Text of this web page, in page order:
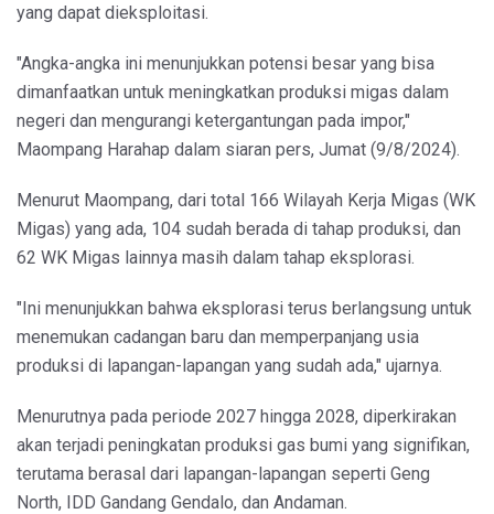
yang dapat dieksploitasi.
"Angka-angka ini menunjukkan potensi besar yang bisa
dimanfaatkan untuk meningkatkan produksi migas dalam
negeri dan mengurangi ketergantungan pada impor,"
Maompang Harahap dalam siaran pers, Jumat (9/8/2024).
Menurut Maompang, dari total 166 Wilayah Kerja Migas (WK
Migas) yang ada, 104 sudah berada di tahap produksi, dan
62 WK Migas lainnya masih dalam tahap eksplorasi.
"Ini menunjukkan bahwa eksplorasi terus berlangsung untuk
menemukan cadangan baru dan memperpanjang usia
produksi di lapangan-lapangan yang sudah ada," ujarnya.
Menurutnya pada periode 2027 hingga 2028, diperkirakan
akan terjadi peningkatan produksi gas bumi yang signifikan,
terutama berasal dari lapangan-lapangan seperti Geng
North, IDD Gandang Gendalo, dan Andaman.